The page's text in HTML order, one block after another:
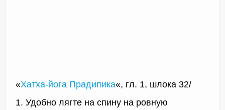
«Хатха-йога Прадипика«, гл. 1, шлока 32/
1. Удобно лягте на спину на ровную